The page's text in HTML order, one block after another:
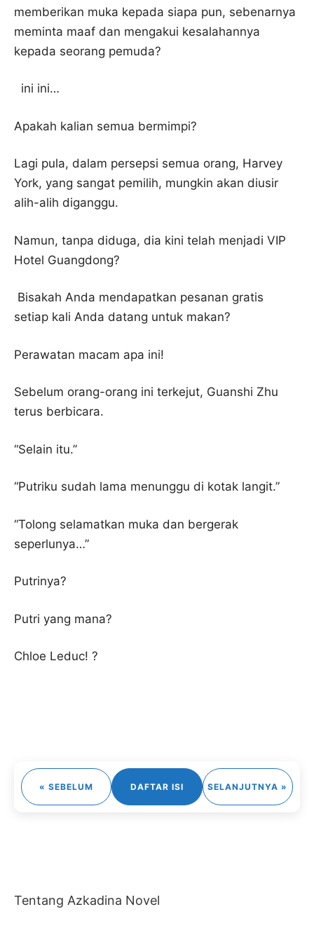
memberikan muka kepada siapa pun, sebenarnya
meminta maaf dan mengakui kesalahannya
kepada seorang pemuda?
ini ini…
Apakah kalian semua bermimpi?
Lagi pula, dalam persepsi semua orang, Harvey
York, yang sangat pemilih, mungkin akan diusir
alih-alih diganggu.
Namun, tanpa diduga, dia kini telah menjadi VIP
Hotel Guangdong?
Bisakah Anda mendapatkan pesanan gratis
setiap kali Anda datang untuk makan?
Perawatan macam apa ini!
Sebelum orang-orang ini terkejut, Guanshi Zhu
terus berbicara.
“Selain itu.”
“Putriku sudah lama menunggu di kotak langit.”
“Tolong selamatkan muka dan bergerak
seperlunya…”
Putrinya?
Putri yang mana?
Chloe Leduc! ?
« SEBELUM DAFTAR ISI SELANJUTNYA »
Tentang Azkadina Novel